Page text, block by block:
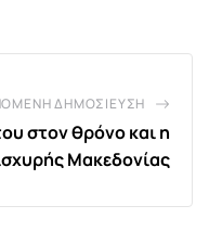
ΔΗΜΟΣΊΕΥΣΗ
στον θρόνο και η
Μακεδονίας